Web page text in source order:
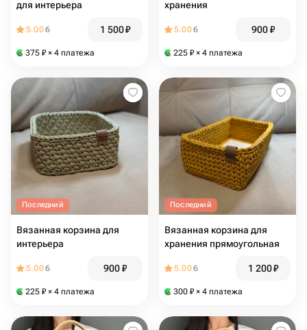
для интерьера
5.006 1 500₽
375 ₽ × 4 платежа
хранения
5.006 900₽
225 ₽ × 4 платежа
Последний
Вязанная корзина для
интерьера
5.006 900₽
225 ₽ × 4 платежа
Последний
Вязанная корзина для
хранения прямоугольная
5.006 1 200₽
300 ₽ × 4 платежа